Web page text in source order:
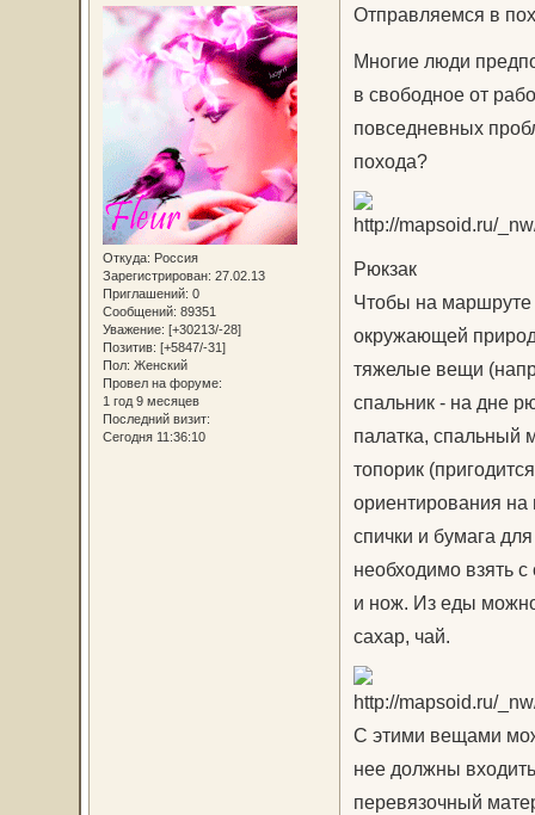
Откуда: Россия
Зарегистрирован: 27.02.13
Приглашений: 0
Сообщений: 89351
Уважение: [+30213/-28]
Позитив: [+5847/-31]
Пол: Женский
Провел на форуме:
1 год 9 месяцев
Последний визит:
Сегодня 11:36:10
Отправляемся в
Многие люди
в свободное от
повседневных
похода?
Рюкзак
Чтобы на маршруте
окружающей
тяжелые вещи
спальник - на дне
палатка, спальный
топорик
ориентирования
спички и бумага
необходимо взять с
и нож. Из еды
сахар, чай.
С этими вещами
нее должны
перевязочный